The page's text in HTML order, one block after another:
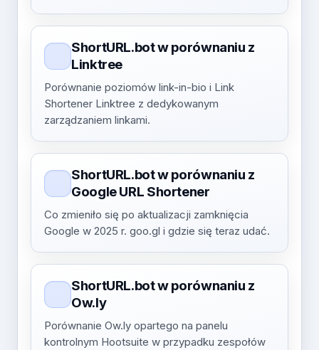
ShortURL.bot w porównaniu z
Linktree
Porównanie poziomów link-in-bio i Link
Shortener Linktree z dedykowanym
zarządzaniem linkami.
ShortURL.bot w porównaniu z
Google URL Shortener
Co zmieniło się po aktualizacji zamknięcia
Google w 2025 r. goo.gl i gdzie się teraz udać.
ShortURL.bot w porównaniu z
Ow.ly
Porównanie Ow.ly opartego na panelu
kontrolnym Hootsuite w przypadku zespołów